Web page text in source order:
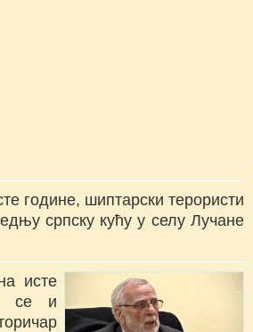
године, шиптарски терористи
српску кућу у селу Лучане
исте
се и